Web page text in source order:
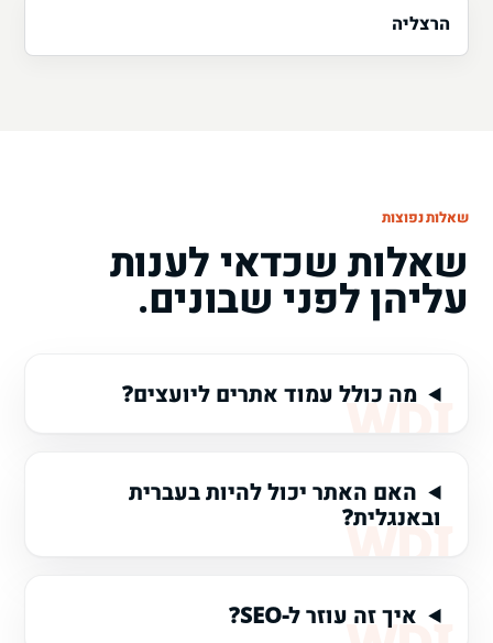
הרצליה
שאלות נפוצות
שאלות שכדאי לענות
עליהן לפני שבונים.
מה כולל עמוד אתרים ליועצים?
האם האתר יכול להיות בעברית
ובאנגלית?
איך זה עוזר ל-SEO?